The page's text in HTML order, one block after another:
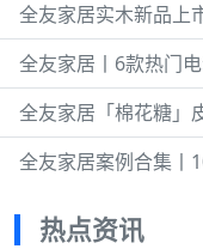
全友家居实木新品上
全友家居丨6款热门
全友家居「棉花糖」
全友家居案例合集丨
热点资讯